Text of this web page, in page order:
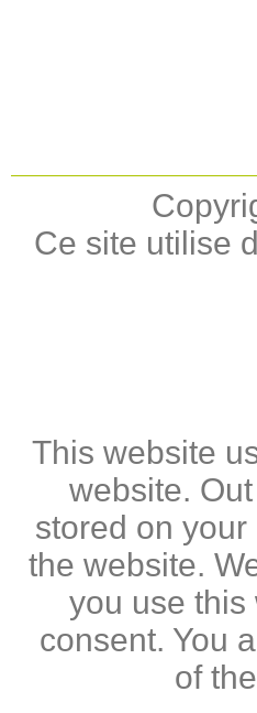
Ce site utilise
This website
website.
stored on
the website.
you use this
consent. You
of